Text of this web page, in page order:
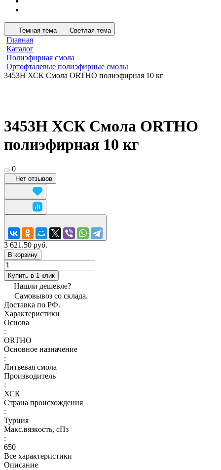
Темная тема Светлая тема
Главная
Каталог
Полиэфирная смола
Ортофталевые полиэфирные смолы
3453Н ХСК Смола ORTHO полиэфирная 10 кг
3453Н ХСК Смола ORTHO
полиэфирная 10 кг
0
Нет отзывов
3 621.50 руб.
В корзину
Купить в 1 клик
Нашли дешевле?
Самовывоз со склада.
Доставка по РФ.
Характеристики
Основа
:
ORTHO
Основное назначение
:
Литьевая смола
Производитель
:
ХСК
Страна происхождения
:
Турция
Макс.вязкoсть, сПз
:
650
Все характеристики
Описание